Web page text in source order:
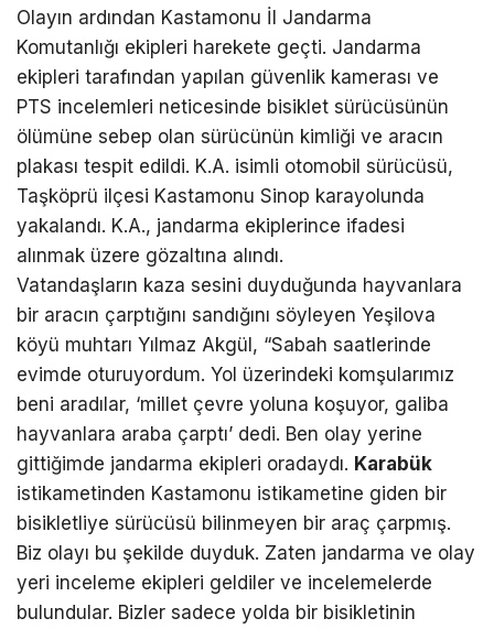
Olayın ardından Kastamonu İl Jandarma
Komutanlığı ekipleri harekete geçti. Jandarma
ekipleri tarafından yapılan güvenlik kamerası ve
PTS incelemleri neticesinde bisiklet sürücüsünün
ölümüne sebep olan sürücünün kimliği ve aracın
plakası tespit edildi. K.A. isimli otomobil sürücüsü,
Taşköprü ilçesi Kastamonu Sinop karayolunda
yakalandı. K.A., jandarma ekiplerince ifadesi
alınmak üzere gözaltına alındı.
Vatandaşların kaza sesini duyduğunda hayvanlara
bir aracın çarptığını sandığını söyleyen Yeşilova
köyü muhtarı Yılmaz Akgül, “Sabah saatlerinde
evimde oturuyordum. Yol üzerindeki komşularımız
beni aradılar, ‘millet çevre yoluna koşuyor, galiba
hayvanlara araba çarptı’ dedi. Ben olay yerine
gittiğimde jandarma ekipleri oradaydı. Karabük
istikametinden Kastamonu istikametine giden bir
bisikletliye sürücüsü bilinmeyen bir araç çarpmış.
Biz olayı bu şekilde duyduk. Zaten jandarma ve olay
yeri inceleme ekipleri geldiler ve incelemelerde
bulundular. Bizler sadece yolda bir bisikletinin